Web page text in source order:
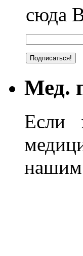
сюда
Мед.
Если
нашим